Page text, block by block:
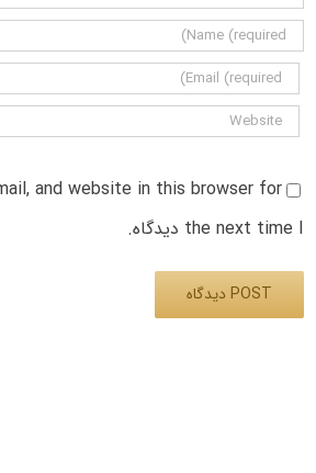
and website in this browser for
the next time I دیدگاه.